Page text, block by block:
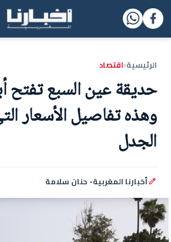
الرئيسية‹اقتصاد
حديقة عين السبع تفتح
وهذه تفاصيل الأسعار
الجدل
أخبارنا المغربية- حنان سلامة